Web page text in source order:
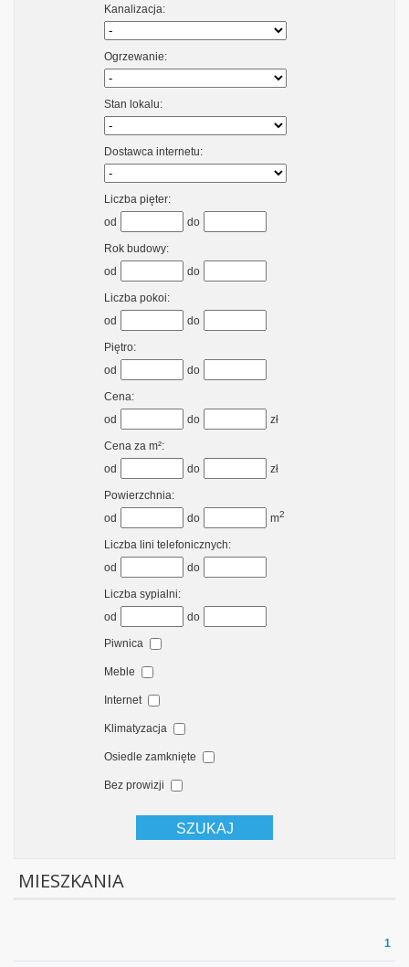
Kanalizacja:
Ogrzewanie:
Stan lokalu:
Dostawca internetu:
Liczba pięter:
od
do
Rok budowy:
od
do
Liczba pokoi:
od
do
Piętro:
od
do
Cena:
od
do zł
Cena za m²:
od
do zł
Powierzchnia:
od
do m2
Liczba lini telefonicznych:
od
do
Liczba sypialni:
od
do
Piwnica
Meble
Internet
Klimatyzacja
Osiedle zamknięte
Bez prowizji
SZUKAJ
MIESZKANIA
1